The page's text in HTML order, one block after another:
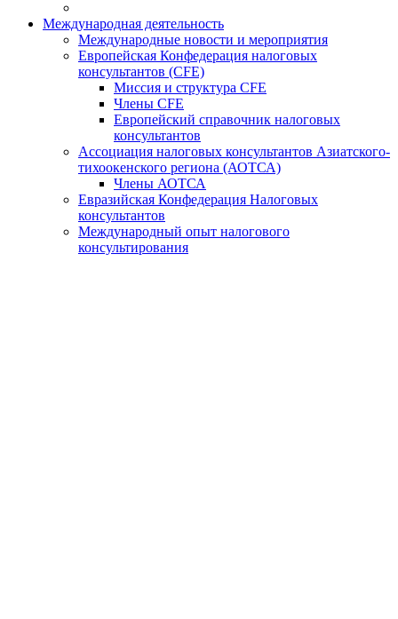
Международная деятельность
Международные новости и мероприятия
Европейская Конфедерация налоговых
консультантов (CFE)
Миссия и структура CFE
Члены CFE
Европейский справочник налоговых
консультантов
Ассоциация налоговых консультантов Азиатского-
тихоокенского региона (АОТСА)
Члены АОТСА
Евразийская Конфедерация Налоговых
консультантов
Международный опыт налогового
консультирования